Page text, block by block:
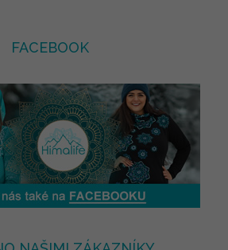
FACEBOOK